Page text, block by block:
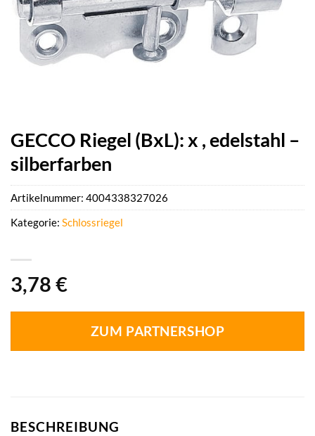
GECCO Riegel (BxL): x , edelstahl –
silberfarben
3,78 €
ZUM PARTNERSHOP
Artikelnummer: 4004338327026
Kategorie: Schlossriegel
BESCHREIBUNG